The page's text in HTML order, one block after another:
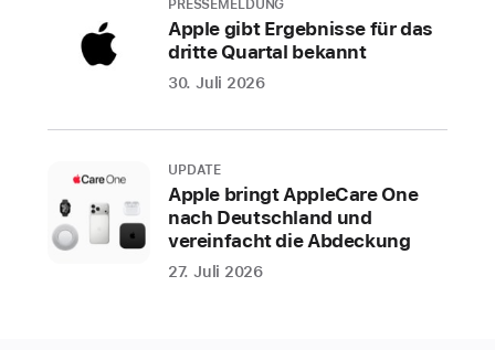
PRESSEMELDUNG
Apple gibt Ergebnisse für das
dritte Quartal bekannt
30. Juli 2026
UPDATE
Apple bringt AppleCare One
nach Deutschland und
vereinfacht die Abdeckung
27. Juli 2026